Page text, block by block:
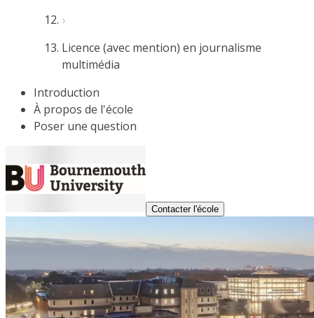
Licence (avec mention) en journalisme
multimédia
Introduction
À propos de l'école
Poser une question
Contacter l'école